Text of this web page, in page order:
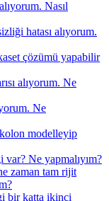
Nasıl
hatası alıyorum.
çözümü yapabilir
alıyorum. Ne
Ne
modelleyip
Ne yapmalıyım?
zaman tam rijit
bir katta ikinci